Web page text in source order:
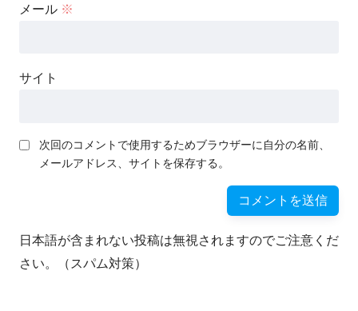
メール ※
サイト
次回のコメントで使用するためブラウザーに自分の名前、
メールアドレス、サイトを保存する。
日本語が含まれない投稿は無視されますのでご注意くだ
さい。（スパム対策）